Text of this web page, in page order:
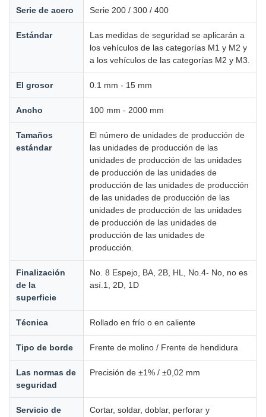
Serie de acero Serie 200 / 300 / 400
Estándar
Las medidas de seguridad se aplicarán a
los vehículos de las categorías M1 y M2 y
a los vehículos de las categorías M2 y M3.
El grosor 0.1 mm - 15 mm
Ancho 100 mm - 2000 mm
Tamaños
estándar
El número de unidades de producción de
las unidades de producción de las
unidades de producción de las unidades
de producción de las unidades de
producción de las unidades de producción
de las unidades de producción de las
unidades de producción de las unidades
de producción de las unidades de
producción de las unidades de
producción.
Finalización
de la
superficie
No. 8 Espejo, BA, 2B, HL, No.4- No, no es
así.1, 2D, 1D
Técnica Rollado en frío o en caliente
Tipo de borde Frente de molino / Frente de hendidura
Las normas de
seguridad
Precisión de ±1% / ±0,02 mm
Servicio de
Cortar, soldar, doblar, perforar y